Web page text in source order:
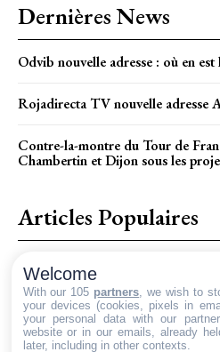
Dernières News
Odvib nouvelle adresse : où en est
Rojadirecta TV nouvelle adresse
Contre-la-montre du Tour de
Chambertin et Dijon sous les
Articles Populaires
Comment transformer votre site
des leads ?
Héritage et succession :
processus
Welcome
With our 105 partners , we wish to
your devices (cookies, pixels in
your personal data with our
website or in our emails, already
later, including in other contexts.